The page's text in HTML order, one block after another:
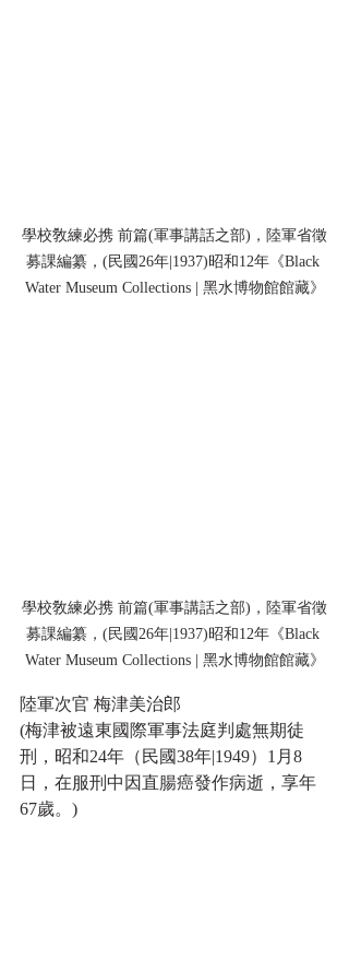
學校敎練必携 前篇(軍事講話之部)，陸軍省徵
募課編纂，(民國26年|1937)昭和12年《Black
Water Museum Collections | 黑水博物館館藏》
學校敎練必携 前篇(軍事講話之部)，陸軍省徵
募課編纂，(民國26年|1937)昭和12年《Black
Water Museum Collections | 黑水博物館館藏》
陸軍次官 梅津美治郎
(梅津被遠東國際軍事法庭判處無期徒
刑，昭和24年（民國38年|1949）1月8
日，在服刑中因直腸癌發作病逝，享年
67歲。)